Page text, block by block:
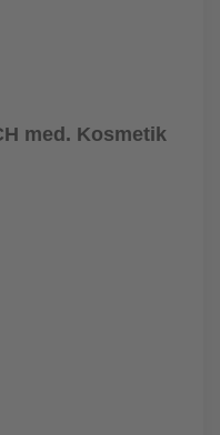
med. Kosmetik